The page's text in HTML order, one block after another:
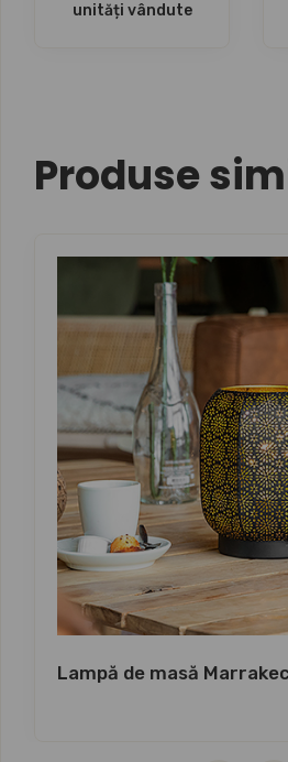
unități vândute
Produse
Lampă de masă